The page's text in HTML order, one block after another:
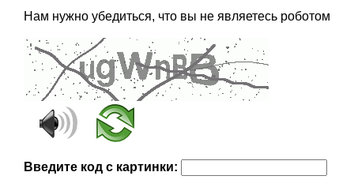
Нам нужно убедиться, что вы не являетесь роботом
Введите код с картинки: